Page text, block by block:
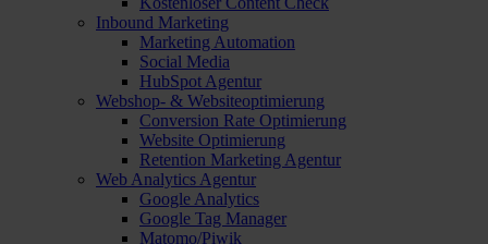
Inbound Marketing
Marketing Automation
Social Media
HubSpot Agentur
Webshop- & Websiteoptimierung
Conversion Rate Optimierung
Website Optimierung
Retention Marketing Agentur
Web Analytics Agentur
Google Analytics
Google Tag Manager
Matomo/Piwik